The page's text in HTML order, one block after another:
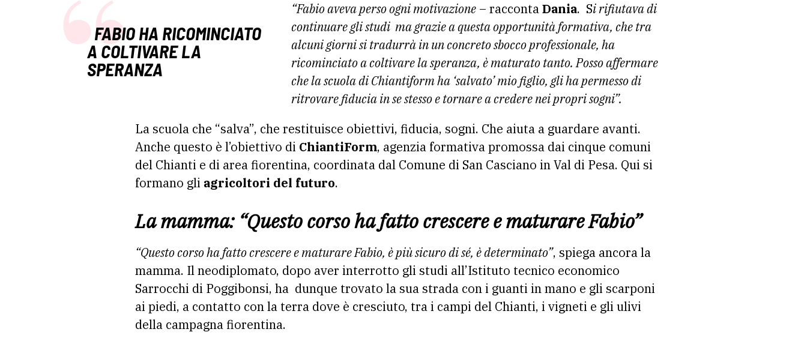
FABIO HA RICOMINCIATO
A COLTIVARE LA
SPERANZA
“Fabio aveva perso ogni motivazione – raccontaDania. Si rifiutava di
continuare gli studi ma grazie a questa opportunità formativa, che tra
alcuni giorni si tradurrà in un concreto sbocco professionale, ha
ricominciato a coltivare la speranza, è maturato tanto. Posso affermare
che la scuola di Chiantiform ha ‘salvato’ mio figlio, gli ha permesso di
ritrovare fiducia in se stesso e tornare a credere nei propri sogni”.
La scuola che “salva”, che restituisce obiettivi, fiducia, sogni. Che aiuta a guardare avanti.
Anche questo è l’obiettivo di ChiantiForm, agenzia formativa promossa dai cinque comuni
del Chianti e di area fiorentina, coordinata dal Comune di San Casciano in Val di Pesa. Qui si
formano gli agricoltori del futuro.
La mamma: “Questo corso ha fatto crescere e maturare Fabio”
“Questo corso ha fatto crescere e maturare Fabio, è più sicuro di sé, è determinato”, spiega ancora la
mamma. Il neodiplomato, dopo aver interrotto gli studi all’Istituto tecnico economico
Sarrocchi di Poggibonsi, ha dunque trovato la sua strada con i guanti in mano e gli scarponi
ai piedi, a contatto con la terra dove è cresciuto, tra i campi del Chianti, i vigneti e gli ulivi
della campagna fiorentina.